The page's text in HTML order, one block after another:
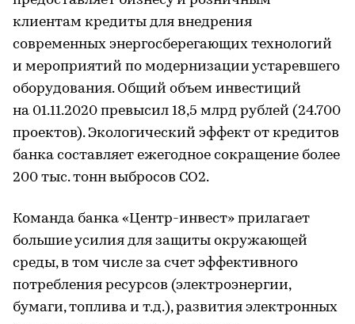
клиентам кредиты для внедрения
современных энергосберегающих технологий
и мероприятий по модернизации устаревшего
оборудования. Общий объем инвестиций
на 01.11.2020 превысил 18,5 млрд рублей (24.700
проектов). Экологический эффект от кредитов
банка составляет ежегодное сокращение более
200 тыс. тонн выбросов СО2.
Команда банка «Центр-инвест» прилагает
большие усилия для защиты окружающей
среды, в том числе за счет эффективного
потребления ресурсов (электроэнергии,
бумаги, топлива и т.д.), развития электронных